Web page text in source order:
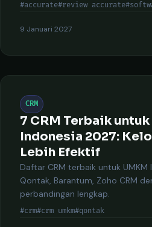
#accurate#review accurate
9 Januari 2027
CRM
7 CRM Terbaik
Indonesia 2027:
Lebih Efektif
Daftar CRM terbaik untuk UMKM
Qontak, Barantum, Zoho CRM
perbandingan lengkap.
#crm#crm umkm#qontak